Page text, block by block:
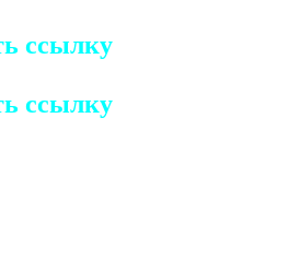
ссылку
ссылку